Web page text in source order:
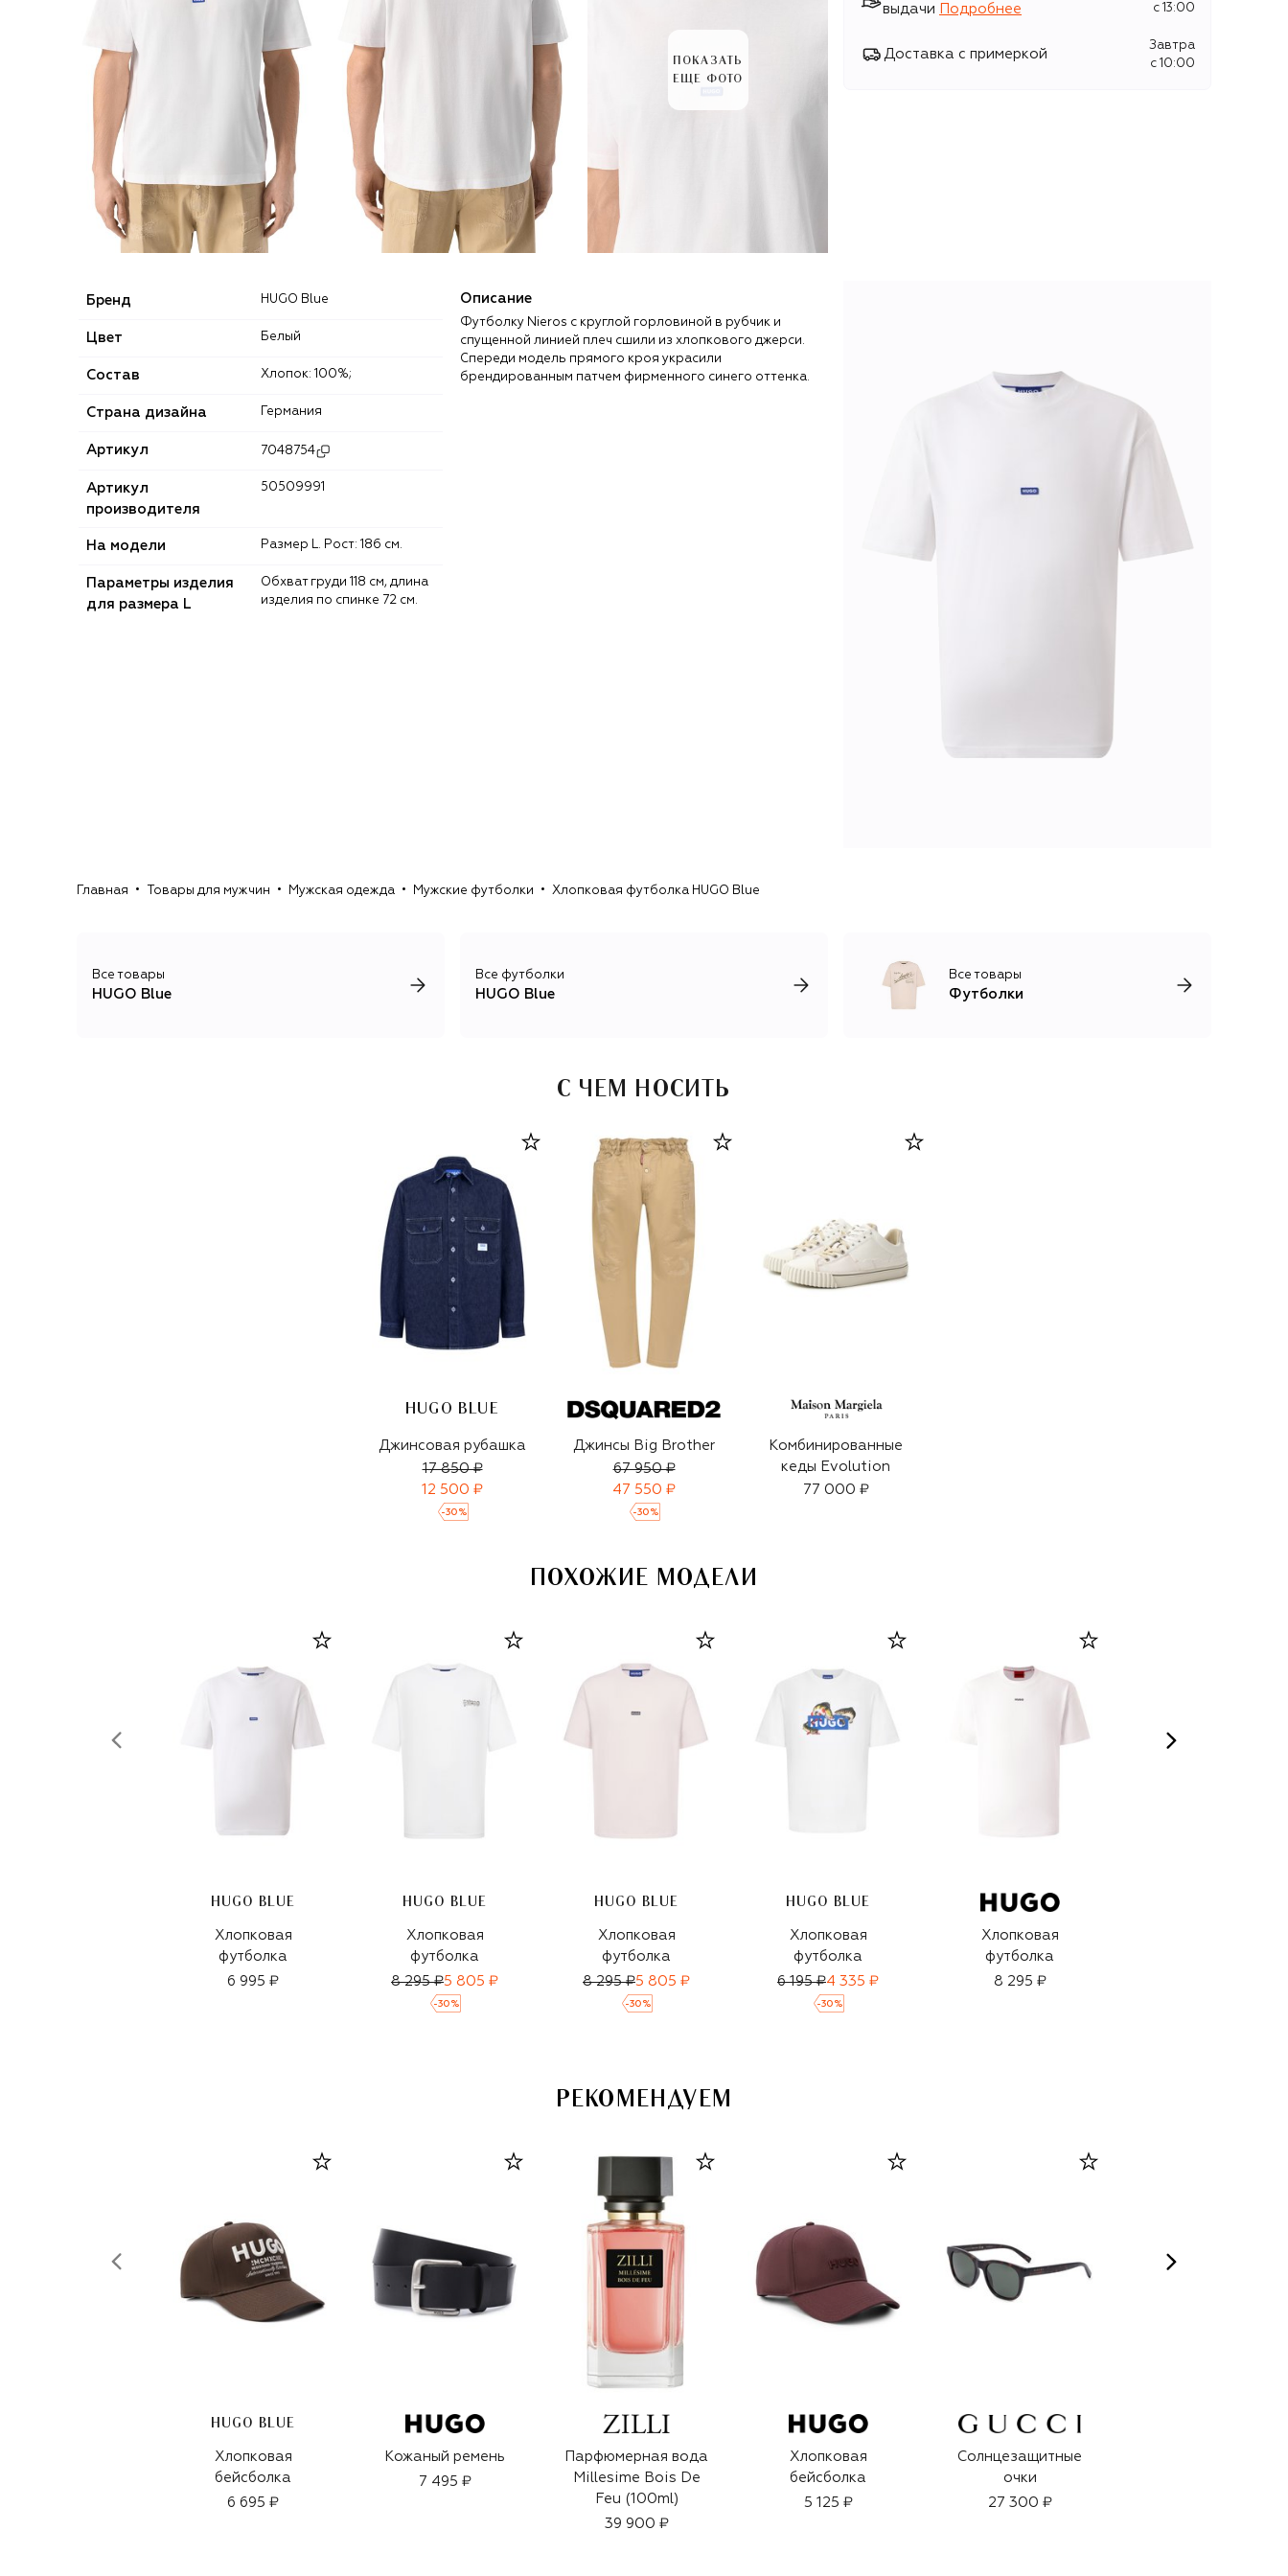
ПОКАЗАТЬ
ЕЩЕ ФОТО
выдачи Подробнее c 13:00
Доставка с примеркой
Завтра
c 10:00
Бренд HUGO Blue
Цвет Белый
Состав Хлопок: 100%;
Страна дизайна Германия
Артикул 7048754
Артикул
производителя
50509991
На модели Размер L. Рост: 186 см.
Параметры изделия
для размера L
Обхват груди 118 см, длина
изделия по спинке 72 см.
Описание
Футболку Nieros с круглой горловиной в рубчик и
спущенной линией плеч сшили из хлопкового джерси.
Спереди модель прямого кроя украсили
брендированным патчем фирменного синего оттенка.
Главная Товары для мужчин Мужская одежда Мужские футболки Хлопковая футболка HUGO Blue
Все товары
HUGO Blue
Все футболки
HUGO Blue
Все товары
Футболки
С ЧЕМ НОСИТЬ
HUGO BLUE
Джинсовая рубашка
17 850 ₽
12 500 ₽
-30 %
Джинсы Big Brother
67 950 ₽
47 550 ₽
-30 %
Комбинированные
кеды Evolution
77 000 ₽
ПОХОЖИЕ МОДЕЛИ
HUGO BLUE
Хлопковая
футболка
6 995 ₽
HUGO BLUE
Хлопковая
футболка
8 295 ₽5 805 ₽
-30 %
HUGO BLUE
Хлопковая
футболка
8 295 ₽5 805 ₽
-30 %
HUGO BLUE
Хлопковая
футболка
6 195 ₽4 335 ₽
-30 %
Хлопковая
футболка
8 295 ₽
РЕКОМЕНДУЕМ
HUGO BLUE
Хлопковая
бейсболка
6 695 ₽
Кожаный ремень
7 495 ₽
Парфюмерная вода
Millesime Bois De
Feu (100ml)
39 900 ₽
Хлопковая
бейсболка
5 125 ₽
Солнцезащитные
очки
27 300 ₽